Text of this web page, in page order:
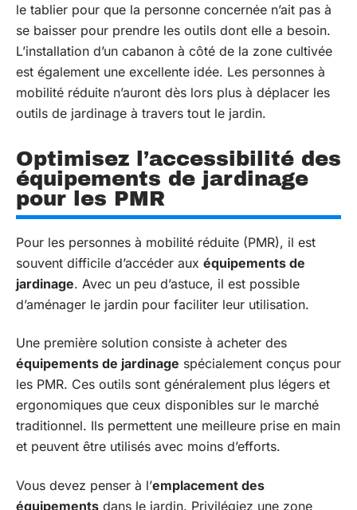
le tablier pour que la personne concernée n’ait pas à
se baisser pour prendre les outils dont elle a besoin.
L’installation d’un cabanon à côté de la zone cultivée
est également une excellente idée. Les personnes à
mobilité réduite n’auront dès lors plus à déplacer les
outils de jardinage à travers tout le jardin.
Optimisez l’accessibilité des
équipements de jardinage
pour les PMR
Pour les personnes à mobilité réduite (PMR), il est
souvent difficile d’accéder aux équipements de
jardinage. Avec un peu d’astuce, il est possible
d’aménager le jardin pour faciliter leur utilisation.
Une première solution consiste à acheter des
équipements de jardinage spécialement conçus pour
les PMR. Ces outils sont généralement plus légers et
ergonomiques que ceux disponibles sur le marché
traditionnel. Ils permettent une meilleure prise en main
et peuvent être utilisés avec moins d’efforts.
Vous devez penser à l’emplacement des
équipements dans le jardin. Privilégiez une zone